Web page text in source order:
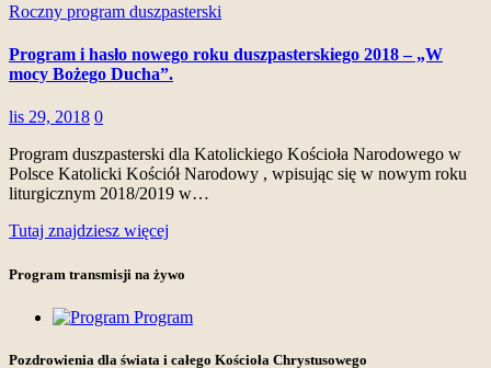
Roczny program duszpasterski
Program i hasło nowego roku duszpasterskiego 2018 – „W
mocy Bożego Ducha”.
lis 29, 2018 0
Program duszpasterski dla Katolickiego Kościoła Narodowego w
Polsce Katolicki Kościół Narodowy , wpisując się w nowym roku
liturgicznym 2018/2019 w…
Tutaj znajdziesz więcej
Program transmisji na żywo
Program
Pozdrowienia dla świata i całego Kościoła Chrystusowego